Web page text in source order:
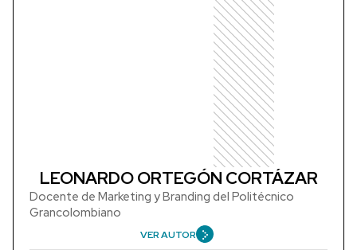
LEONARDO ORTEGÓN CORTÁZAR
Docente de Marketing y Branding del Politécnico
Grancolombiano
VER AUTOR